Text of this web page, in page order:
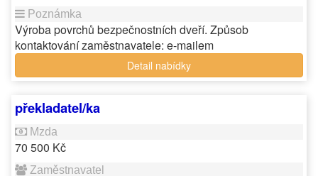
Výroba povrchů bezpečnostních dveří. Způsob
kontaktování zaměstnavatele: e-mailem
Detail nabídky
překladatel/ka
70 500 Kč